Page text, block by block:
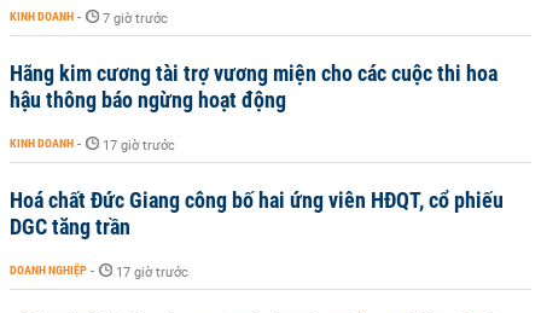
KINH DOANH - 7 giờ trước
Hãng kim cương tài trợ vương miện cho các cuộc thi hoa
hậu thông báo ngừng hoạt động
KINH DOANH - 17 giờ trước
Hoá chất Đức Giang công bố hai ứng viên HĐQT, cổ phiếu
DGC tăng trần
DOANH NGHIỆP - 17 giờ trước